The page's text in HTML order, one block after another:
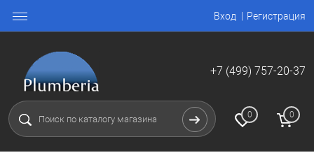
Вход Регистрация
+7 (499) 757-20-37
0 0